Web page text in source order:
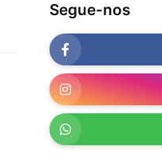
Segue-nos